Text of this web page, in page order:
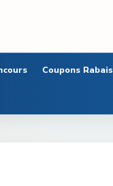
Coupons Rabais